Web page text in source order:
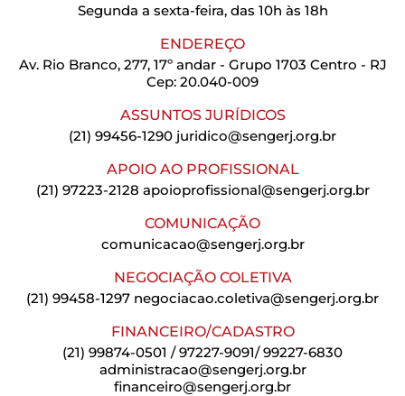
Segunda a sexta-feira, das 10h às 18h
ENDEREÇO
Av. Rio Branco, 277, 17º andar - Grupo 1703 Centro - RJ
Cep: 20.040-009
ASSUNTOS JURÍDICOS
(21) 99456-1290 juridico@sengerj.org.br
APOIO AO PROFISSIONAL
(21) 97223-2128 apoioprofissional@sengerj.org.br
COMUNICAÇÃO
comunicacao@sengerj.org.br
NEGOCIAÇÃO COLETIVA
(21) 99458-1297 negociacao.coletiva@sengerj.org.br
FINANCEIRO/CADASTRO
(21) 99874-0501 / 97227-9091/ 99227-6830
administracao@sengerj.org.br
financeiro@sengerj.org.br